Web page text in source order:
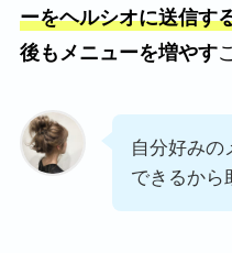
ーをヘルシオに送信す
後もメニューを増やす
自分好みの
できるから